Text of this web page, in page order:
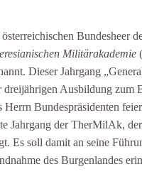
Bundesheer
Militärakademie
Dieser Jahrgang
dreijährigen Ausbildung zum
Herrn Bundespräsidenten
Jahrgang der TherMilAk,
Es soll damit an seine
des Burgenlandes